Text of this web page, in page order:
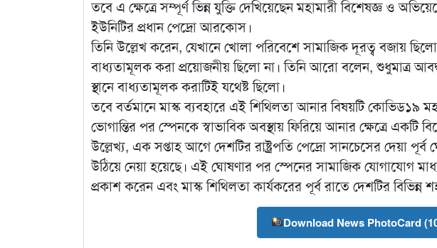
তবে এ ক্ষেত্রে সম্পূর্ণ ভিন্ন যুক্তি দেখিয়েছেন মহামারী বিশেষজ্ঞ ও
ইউনিটির প্রধান পেদ্রো আরকোস।
তিনি উল্লেখ করেন, যেখানে খোলা পরিবেশে সামাজিক দূরত্ব বজায়
বাধ্যতামূলক করা প্রয়োজনীয় ছিলো না। তিনি আরো বলেন, শুধুমাত্র
স্থানে বাধ্যতামূলক করাটিই যথেষ্ট ছিলো।
তবে বর্তমানে মাস্ক ব্যবহারে এই শিথিলতা আনার বিষয়টি কোভিড১৯
ভোগান্তির পর স্পেনকে স্বাভাবিক অবস্থায় ফিরিয়ে আনার ক্ষেত্রে একটি
উল্লেখ্য, এক সপ্তাহ আগে দেশটির রাষ্ট্রপতি পেদ্রো সানচেসের দেয়া
উঠিয়ে নেয়া হয়েছে। এই ঘোষণার পর স্পেনের সামাজিক যোগাযোগ
প্রকাশ করেন এবং মাস্ক শিথিলতা কার্যকরের পূর্ব রাতে দেশটির
Download News PhotoCard